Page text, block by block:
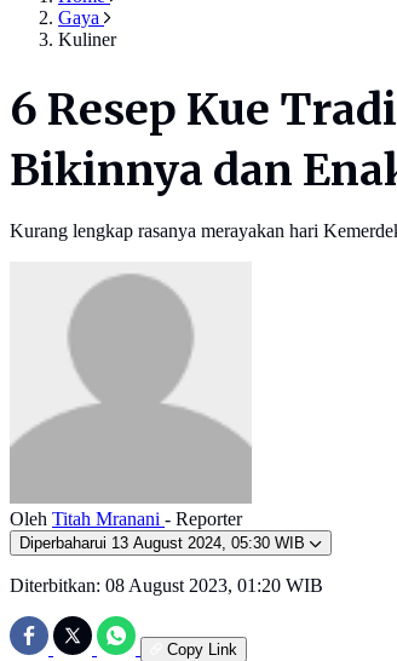
Gaya
Kuliner
6 Resep Kue
Bikinnya dan
Kurang lengkap rasanya merayakan hari
Oleh Titah Mranani - Reporter
Diperbaharui 13 August 2024, 05:30 WIB
Diterbitkan: 08 August 2023, 01:20 WIB
Copy Link